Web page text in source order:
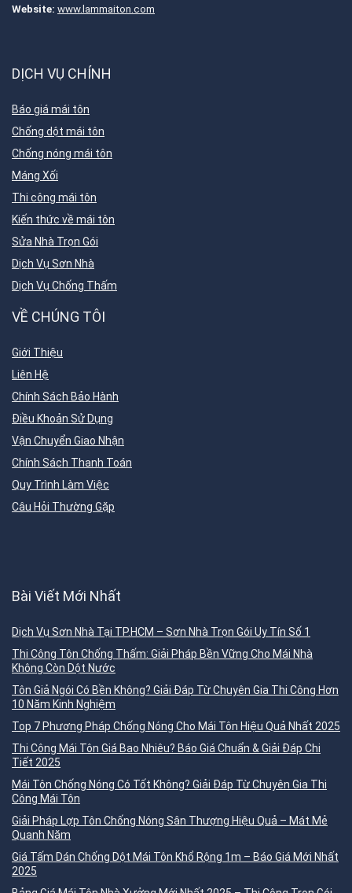
Website: www.lammaiton.com
DỊCH VỤ CHÍNH
Báo giá mái tôn
Chống dột mái tôn
Chống nóng mái tôn
Máng Xối
Thi công mái tôn
Kiến thức về mái tôn
Sửa Nhà Trọn Gói
Dịch Vụ Sơn Nhà
Dịch Vụ Chống Thấm
VỀ CHÚNG TÔI
Giới Thiệu
Liên Hệ
Chính Sách Bảo Hành
Điều Khoản Sử Dụng
Vận Chuyển Giao Nhận
Chính Sách Thanh Toán
Quy Trình Làm Việc
Câu Hỏi Thường Gặp
Bài Viết Mới Nhất
Dịch Vụ Sơn Nhà Tại TP.HCM – Sơn Nhà Trọn Gói Uy Tín Số 1
Thi Công Tôn Chống Thấm: Giải Pháp Bền Vững Cho Mái Nhà
Không Còn Dột Nước
Tôn Giả Ngói Có Bền Không? Giải Đáp Từ Chuyên Gia Thi Công Hơn
10 Năm Kinh Nghiệm
Top 7 Phương Pháp Chống Nóng Cho Mái Tôn Hiệu Quả Nhất 2025
Thi Công Mái Tôn Giá Bao Nhiêu? Báo Giá Chuẩn & Giải Đáp Chi
Tiết 2025
Mái Tôn Chống Nóng Có Tốt Không? Giải Đáp Từ Chuyên Gia Thi
Công Mái Tôn
Giải Pháp Lợp Tôn Chống Nóng Sân Thượng Hiệu Quả – Mát Mẻ
Quanh Năm
Giá Tấm Dán Chống Dột Mái Tôn Khổ Rộng 1m – Báo Giá Mới Nhất
2025